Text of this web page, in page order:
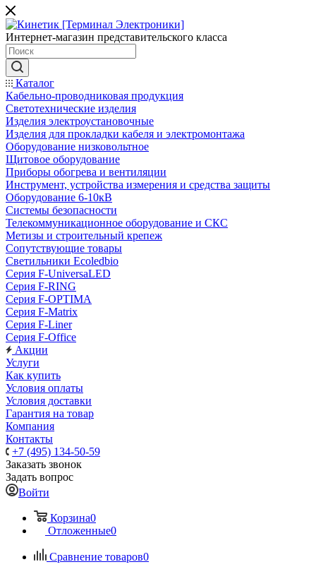
Интернет-магазин представительского класса
Каталог
Кабельно-проводниковая продукция
Светотехнические изделия
Изделия электроустановочные
Изделия для прокладки кабеля и электромонтажа
Оборудование низковольтное
Щитовое оборудование
Приборы обогрева и вентиляции
Инструмент, устройства измерения и средства защиты
Оборудование 6-10кВ
Системы безопасности
Телекоммуникационное оборудование и СКС
Метизы и строительный крепеж
Сопутствующие товары
Светильники Ecoledbio
Серия F-UniversaLED
Серия F-RING
Серия F-OPTIMA
Серия F-Matrix
Серия F-Liner
Серия F-Office
Акции
Услуги
Как купить
Условия оплаты
Условия доставки
Гарантия на товар
Компания
Контакты
+7 (495) 134-50-59
Заказать звонок
Задать вопрос
Войти
Корзина0
Отложенные0
Сравнение товаров0